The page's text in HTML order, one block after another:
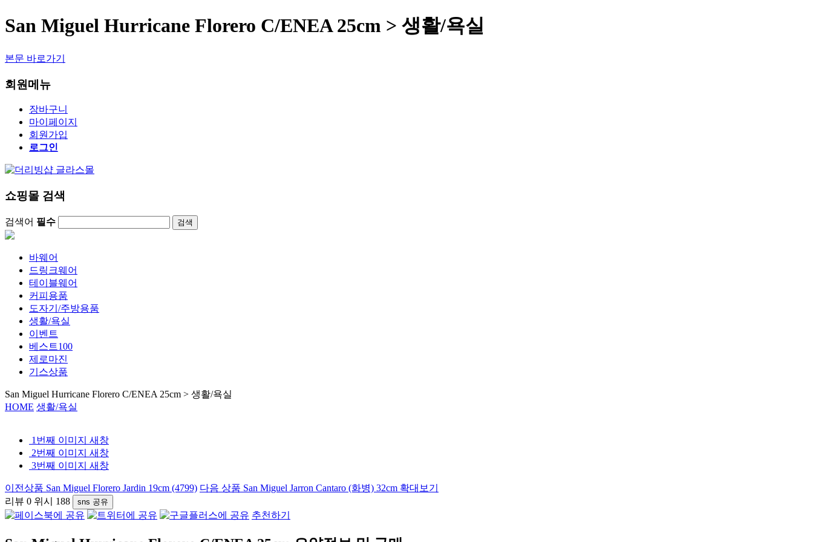
San Miguel Hurricane Florero C/ENEA 25cm > 생활/욕실
본문 바로가기
회원메뉴
장바구니
마이페이지
회원가입
로그인
쇼핑몰 검색
검색어 필수 검색
바웨어
드링크웨어
테이블웨어
커피용품
도자기/주방용품
생활/욕실
이벤트
베스트100
제로마진
기스상품
San Miguel Hurricane Florero C/ENEA 25cm > 생활/욕실
HOME 생활/욕실
1번째 이미지 새창
2번째 이미지 새창
3번째 이미지 새창
이전상품 San Miguel Florero Jardin 19cm (4799) 다음 상품 San Miguel Jarron Cantaro (화병) 32cm 확대보기
리뷰 0 위시 188 sns 공유
추천하기